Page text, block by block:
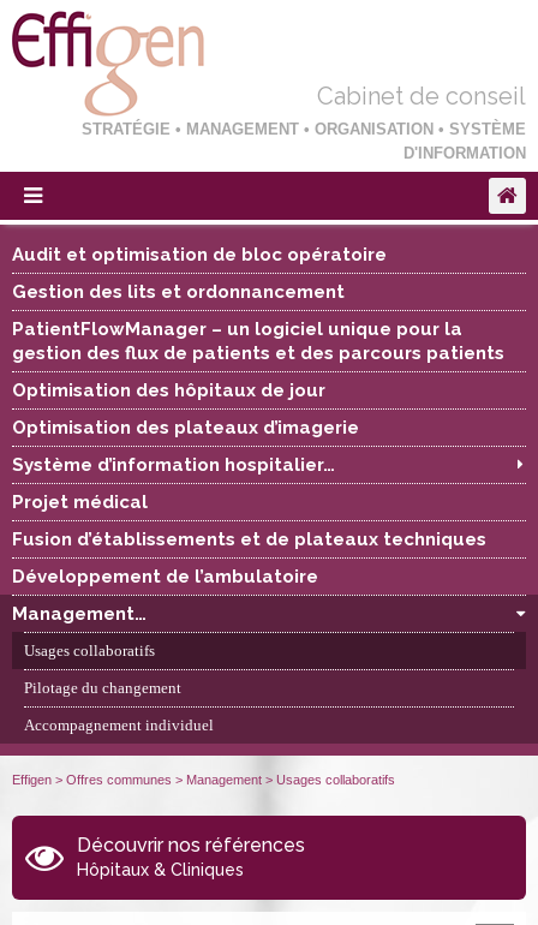
Cabinet de conseil
STRATÉGIE • MANAGEMENT • ORGANISATION • SYSTÈME
D'INFORMATION
Audit et optimisation de bloc opératoire
Gestion des lits et ordonnancement
PatientFlowManager – un logiciel unique pour la
gestion des flux de patients et des parcours patients
Optimisation des hôpitaux de jour
Optimisation des plateaux d’imagerie
Système d’information hospitalier…
Projet médical
Fusion d’établissements et de plateaux techniques
Développement de l’ambulatoire
Management…
Usages collaboratifs
Pilotage du changement
Accompagnement individuel
Effigen > Offres communes > Management > Usages collaboratifs
Découvrir nos références
Hôpitaux & Cliniques